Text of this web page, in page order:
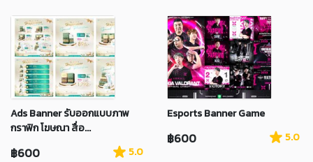
Ads Banner รับออกแบบภาพ
กราฟิก โฆษณา สื่อ...
฿600 5.0
Esports Banner Game
฿600 5.0